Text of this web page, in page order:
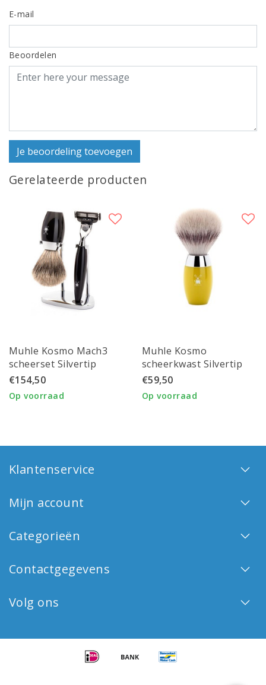
E-mail
Beoordelen
Je beoordeling toevoegen
Gerelateerde producten
Muhle Kosmo Mach3
scheerset Silvertip
Fibre® scheerkwast,
zwart edelhars
€154,50
Op voorraad
Muhle Kosmo
scheerkwast Silvertip
Fibre®
€59,50
Op voorraad
Klantenservice
Mijn account
Categorieën
Contactgegevens
Volg ons